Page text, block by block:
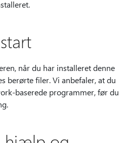
når du har installeret denne
berørte filer. Vi anbefaler, at du
baserede programmer, før du